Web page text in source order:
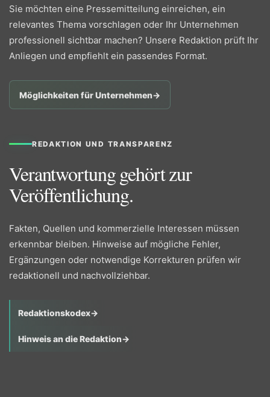
Sie möchten eine Pressemitteilung einreichen, ein
relevantes Thema vorschlagen oder Ihr Unternehmen
professionell sichtbar machen? Unsere Redaktion prüft Ihr
Anliegen und empfiehlt ein passendes Format.
Möglichkeiten für Unternehmen→
REDAKTION UND TRANSPARENZ
Verantwortung gehört zur
Veröffentlichung.
Fakten, Quellen und kommerzielle Interessen müssen
erkennbar bleiben. Hinweise auf mögliche Fehler,
Ergänzungen oder notwendige Korrekturen prüfen wir
redaktionell und nachvollziehbar.
Redaktionskodex→
Hinweis an die Redaktion→